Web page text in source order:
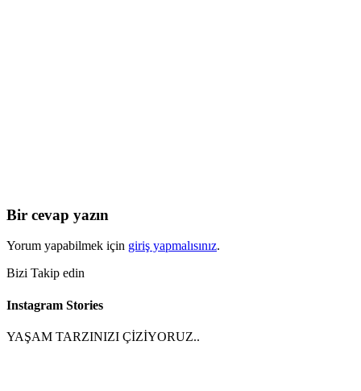
Bir cevap yazın
Yorum yapabilmek için giriş yapmalısınız.
Bizi Takip edin
Instagram Stories
YAŞAM TARZINIZI ÇİZİYORUZ..